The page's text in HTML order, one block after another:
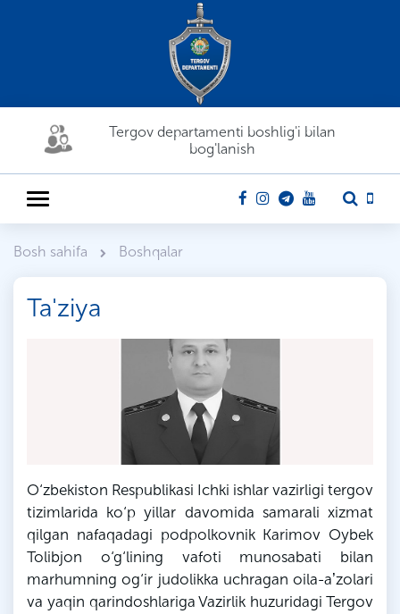
Tergov departamenti boshlig'i bilan
bog'lanish
Bosh sahifa Boshqalar
Ta'ziya
O‘zbekiston Respublikasi Ichki ishlar vazirligi tergov
tizimlarida ko‘p yillar davomida samarali xizmat
qilgan nafaqadagi podpolkovnik Karimov Oybek
Tolibjon o‘g‘lining vafoti munosabati bilan
marhumning og‘ir judolikka uchragan oila-aʼzolari
va yaqin qarindoshlariga Vazirlik huzuridagi Tergov